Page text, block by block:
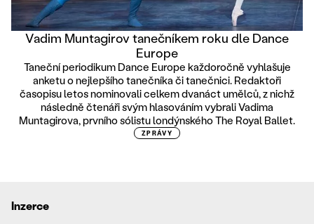
Vadim Muntagirov tanečníkem roku dle Dance
Europe
Taneční periodikum Dance Europe každoročně vyhlašuje
anketu o nejlepšího tanečníka či tanečnici. Redaktoři
časopisu letos nominovali celkem dvanáct umělců, z nichž
následně čtenáři svým hlasováním vybrali Vadima
Muntagirova, prvního sólistu londýnského The Royal Ballet.
ZPRÁVY
Inzerce